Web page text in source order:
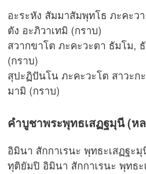
อะระหัง สัมมาสัมพุทโธ ภะคะว
ตัง อะภิวาเทมิ (กราบ)
สวากขาโต ภะคะวะตา ธัมโม,
(กราบ)
สุปะฏิปันโน ภะคะวะโต สาวะก
มามิ (กราบ)
คำบูชาพระพุทธเสฏฐมุนี (ห
อิมินา สักกาเรนะ พุทธะเสฏฐะ
ทุติยัมปิ อิมินา สักกาเรนะ พุทธ